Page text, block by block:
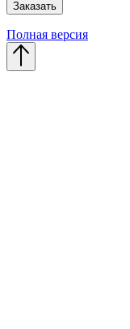
Полная версия